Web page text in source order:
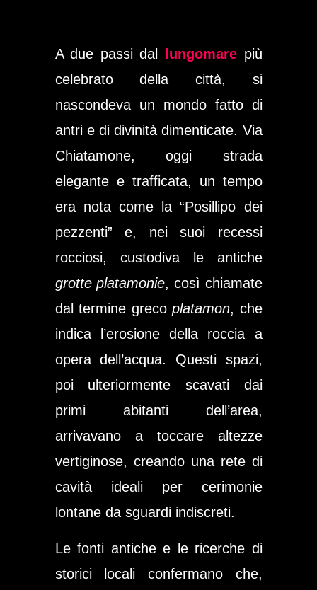
A due passi dal lungomarepiù
celebrato della città, si
nascondeva un mondo fatto di
antri e di divinità dimenticate. Via
Chiatamone, oggi strada
elegante e trafficata, un tempo
era nota come la “Posillipo dei
pezzenti” e, nei suoi recessi
rocciosi, custodiva le antiche
grotte platamonie, così chiamate
dal termine greco platamon, che
indica l’erosione della roccia a
opera dell’acqua. Questi spazi,
poi ulteriormente scavati dai
primi abitanti dell’area,
arrivavano a toccare altezze
vertiginose, creando una rete di
cavità ideali per cerimonie
lontane da sguardi indiscreti.
Le fonti antiche e le ricerche di
storici locali confermano che,